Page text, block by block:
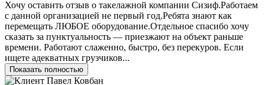
Хочу оставить отзыв о такелажной компании Сизиф.Работаем
с данной организацией не первый год.Ребята знают как
перемещать ЛЮБОЕ оборудование.Отдельное спасибо хочу
сказать за пунктуальность — приезжают на объект раньше
времени. Работают слаженно, быстро, без перекуров. Если
ищете адекватных грузчиков...
Показать полностью